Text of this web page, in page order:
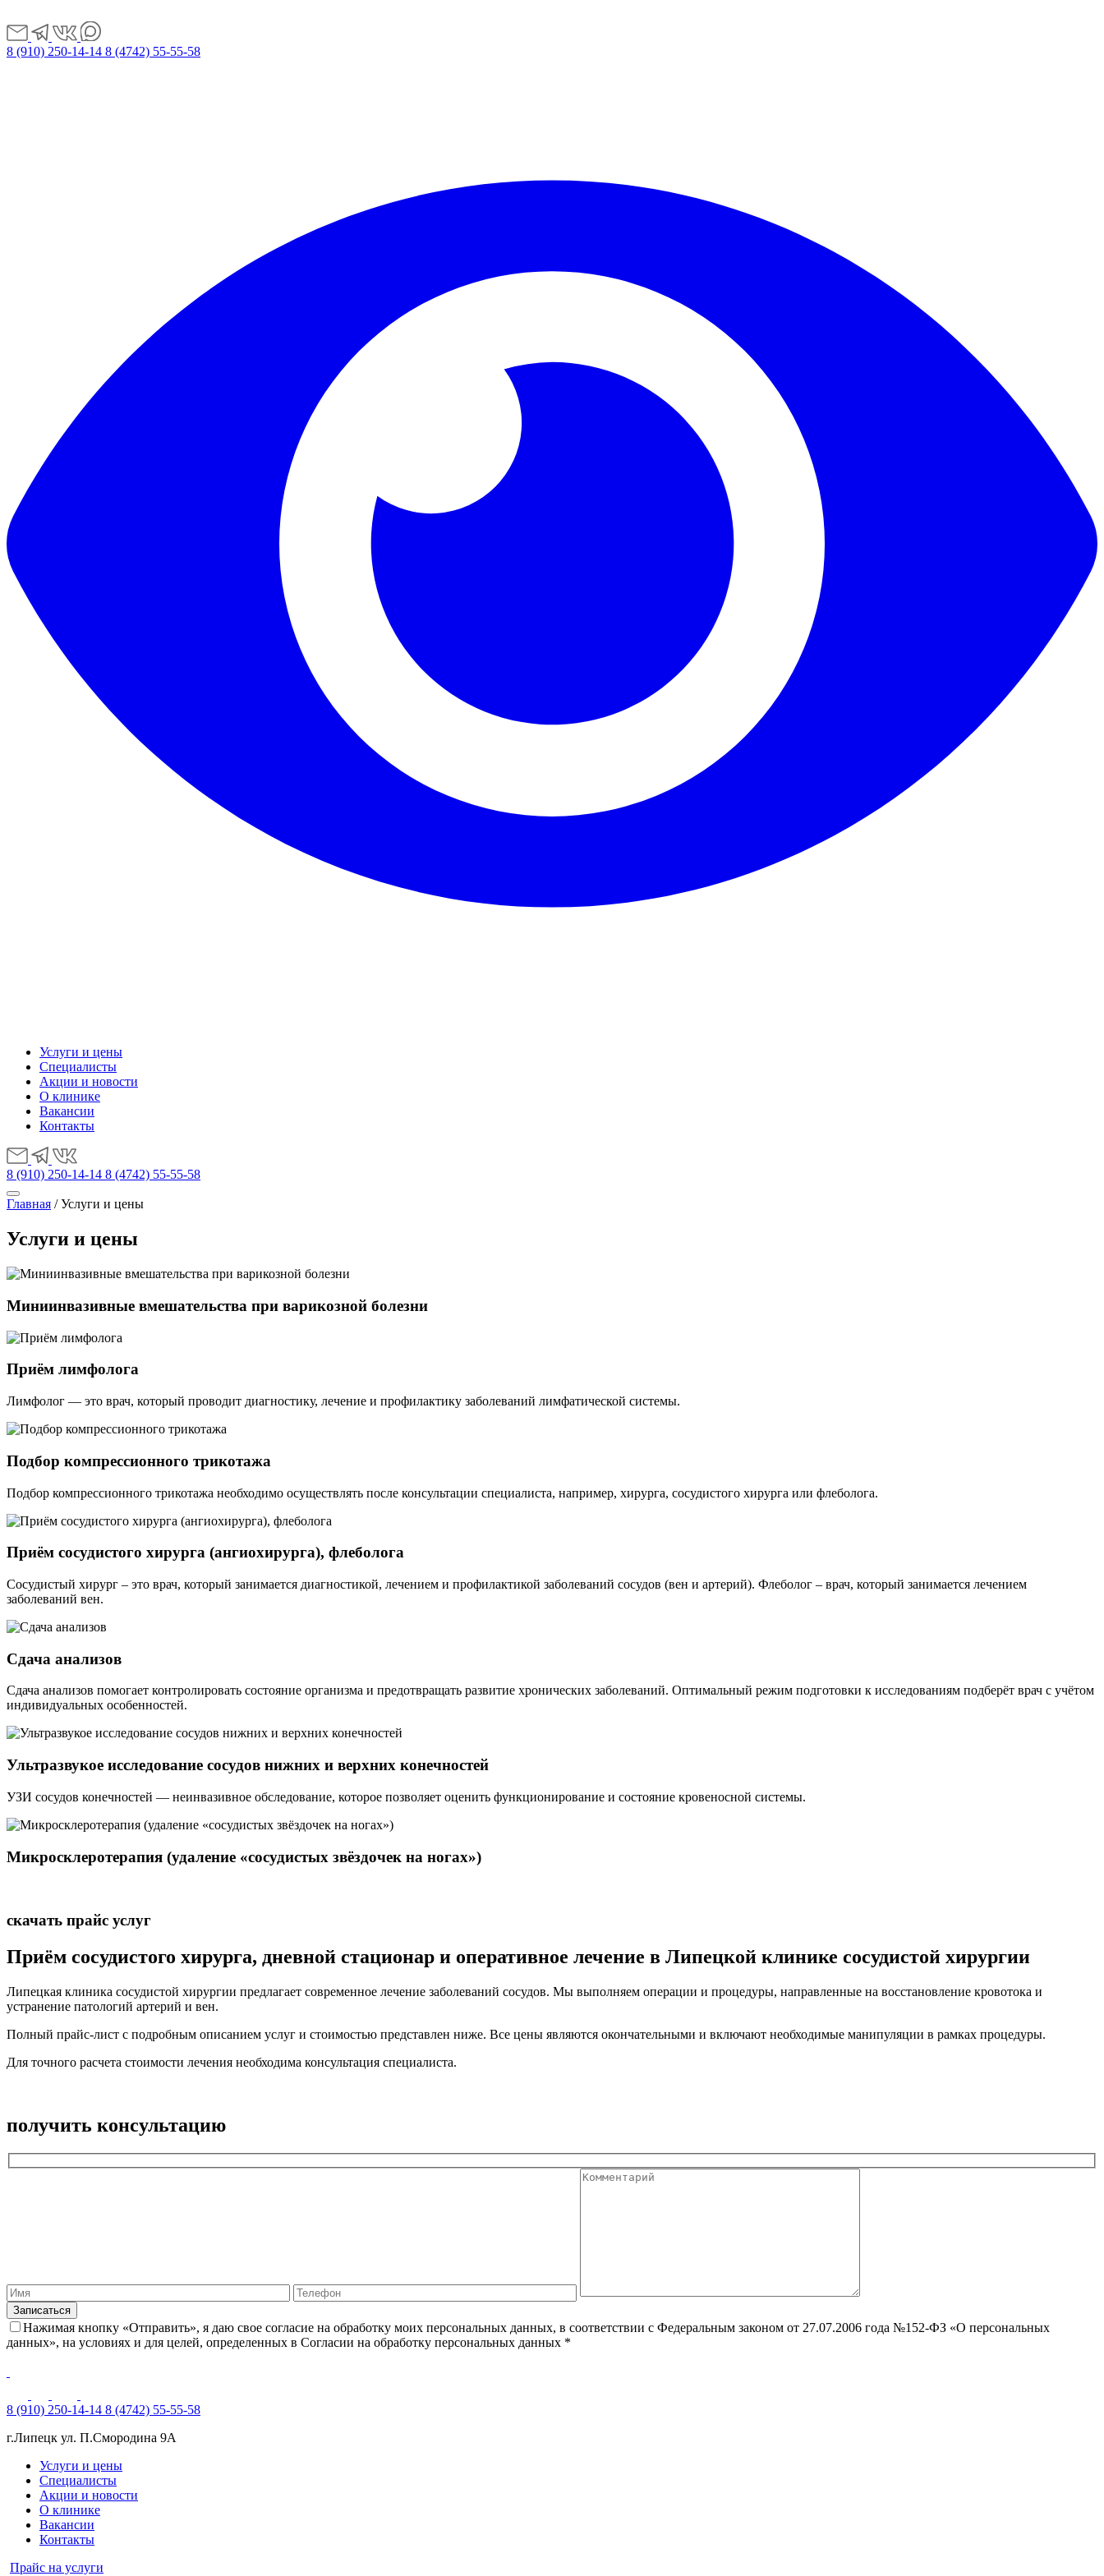
8 (910) 250-14-14 8 (4742) 55-55-58
Услуги и цены
Специалисты
Акции и новости
О клинике
Вакансии
Контакты
8 (910) 250-14-14 8 (4742) 55-55-58
Главная /Услуги и цены
Услуги и цены
Миниинвазивные вмешательства при варикозной болезни
Приём лимфолога
Лимфолог — это врач, который проводит диагностику, лечение и профилактику заболеваний лимфатической системы.
Подбор компрессионного трикотажа
Подбор компрессионного трикотажа необходимо осуществлять после консультации специалиста, например, хирурга, сосудистого хирурга или флеболога.
Приём сосудистого хирурга (ангиохирурга), флеболога
Сосудистый хирург – это врач, который занимается диагностикой, лечением и профилактикой заболеваний сосудов (вен и артерий). Флеболог – врач, который занимается лечением
заболеваний вен.
Сдача анализов
Сдача анализов помогает контролировать состояние организма и предотвращать развитие хронических заболеваний. Оптимальный режим подготовки к исследованиям подберёт врач с учётом
индивидуальных особенностей.
Ультразвукое исследование сосудов нижних и верхних конечностей
УЗИ сосудов конечностей — неинвазивное обследование, которое позволяет оценить функционирование и состояние кровеносной системы.
Микросклеротерапия (удаление «сосудистых звёздочек на ногах»)
скачать прайс услуг
Приём сосудистого хирурга, дневной стационар и оперативное лечение в Липецкой клинике сосудистой хирургии
Липецкая клиника сосудистой хирургии предлагает современное лечение заболеваний сосудов. Мы выполняем операции и процедуры, направленные на восстановление кровотока и
устранение патологий артерий и вен.
Полный прайс-лист с подробным описанием услуг и стоимостью представлен ниже. Все цены являются окончательными и включают необходимые манипуляции в рамках процедуры.
Для точного расчета стоимости лечения необходима консультация специалиста.
получить консультацию
Нажимая кнопку «Отправить», я даю свое согласие на обработку моих персональных данных, в соответствии с Федеральным законом от 27.07.2006 года №152-ФЗ «О персональных
данных», на условиях и для целей, определенных в Согласии на обработку персональных данных *
8 (910) 250-14-14 8 (4742) 55-55-58
г.Липецк ул. П.Смородина 9А
Услуги и цены
Специалисты
Акции и новости
О клинике
Вакансии
Контакты
Прайс на услуги